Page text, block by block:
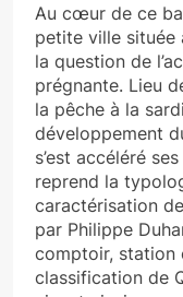
Au cœur de ce
petite ville située
la question de
prégnante. Lieu
la pêche à la
développement
s’est accéléré
reprend la
caractérisation
par Philippe
comptoir, station
classification de